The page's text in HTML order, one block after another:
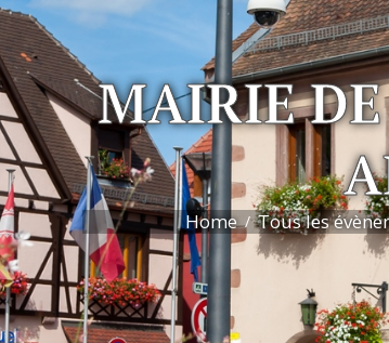
MAIRIE
Home Tous les